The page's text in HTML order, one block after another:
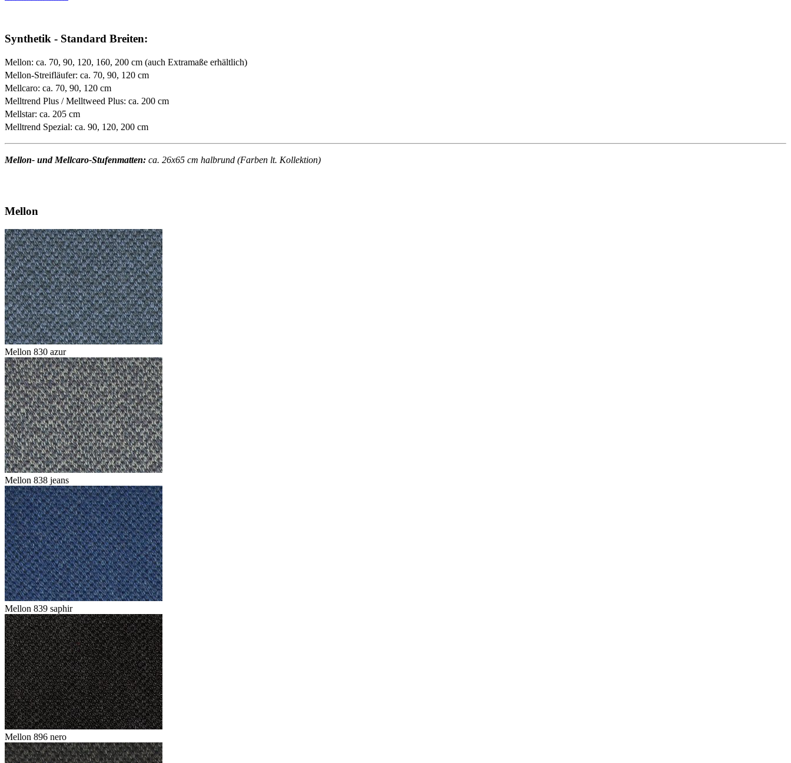
Synthetik - Standard Breiten:
Mellon: ca. 70, 90, 120, 160, 200 cm (auch Extramaße erhältlich)
Mellon-Streifläufer: ca. 70, 90, 120 cm
Mellcaro: ca. 70, 90, 120 cm
Melltrend Plus / Melltweed Plus: ca. 200 cm
Mellstar: ca. 205 cm
Melltrend Spezial: ca. 90, 120, 200 cm
Mellon- und Mellcaro-Stufenmatten: ca. 26x65 cm halbrund (Farben lt. Kollektion)
Mellon
Mellon 830 azur
Mellon 838 jeans
Mellon 839 saphir
Mellon 896 nero